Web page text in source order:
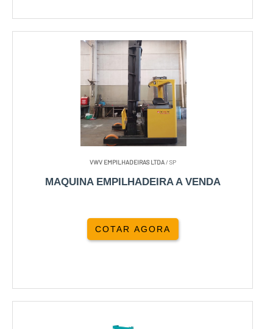
VWV EMPILHADEIRAS LTDA/ SP
MAQUINA EMPILHADEIRA A VENDA
COTAR AGORA